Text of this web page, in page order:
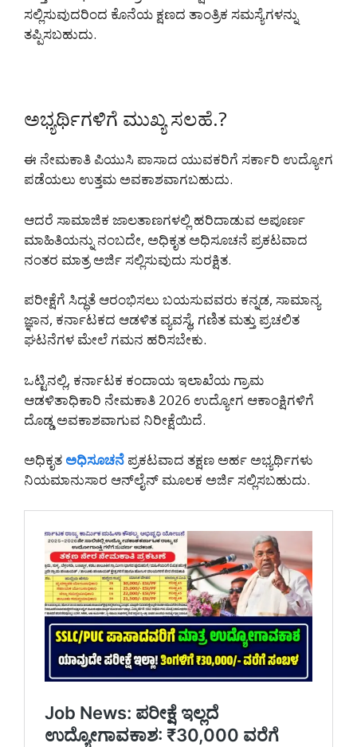
ಸಲ್ಲಿಸುವುದರಿಂದ ಕೊನೆಯ ಕ್ಷಣದ ತಾಂತ್ರಿಕ ಸಮಸ್ಯೆಗಳನ್ನು
ತಪ್ಪಿಸಬಹುದು.
ಅಭ್ಯರ್ಥಿಗಳಿಗೆ ಮುಖ್ಯ ಸಲಹೆ.?
ಈ ನೇಮಕಾತಿ ಪಿಯುಸಿ ಪಾಸಾದ ಯುವಕರಿಗೆ ಸರ್ಕಾರಿ ಉದ್ಯೋಗ
ಪಡೆಯಲು ಉತ್ತಮ ಅವಕಾಶವಾಗಬಹುದು.
ಆದರೆ ಸಾಮಾಜಿಕ ಜಾಲತಾಣಗಳಲ್ಲಿ ಹರಿದಾಡುವ ಅಪೂರ್ಣ
ಮಾಹಿತಿಯನ್ನು ನಂಬದೇ, ಅಧಿಕೃತ ಅಧಿಸೂಚನೆ ಪ್ರಕಟವಾದ
ನಂತರ ಮಾತ್ರ ಅರ್ಜಿ ಸಲ್ಲಿಸುವುದು ಸುರಕ್ಷಿತ.
ಪರೀಕ್ಷೆಗೆ ಸಿದ್ಧತೆ ಆರಂಭಿಸಲು ಬಯಸುವವರು ಕನ್ನಡ, ಸಾಮಾನ್ಯ
ಜ್ಞಾನ, ಕರ್ನಾಟಕದ ಆಡಳಿತ ವ್ಯವಸ್ಥೆ, ಗಣಿತ ಮತ್ತು ಪ್ರಚಲಿತ
ಘಟನೆಗಳ ಮೇಲೆ ಗಮನ ಹರಿಸಬೇಕು.
ಒಟ್ಟಿನಲ್ಲಿ, ಕರ್ನಾಟಕ ಕಂದಾಯ ಇಲಾಖೆಯ ಗ್ರಾಮ
ಆಡಳಿತಾಧಿಕಾರಿ ನೇಮಕಾತಿ 2026 ಉದ್ಯೋಗ ಆಕಾಂಕ್ಷಿಗಳಿಗೆ
ದೊಡ್ಡ ಅವಕಾಶವಾಗುವ ನಿರೀಕ್ಷೆಯಿದೆ.
ಅಧಿಕೃತ ಅಧಿಸೂಚನೆ ಪ್ರಕಟವಾದ ತಕ್ಷಣ ಅರ್ಹ ಅಭ್ಯರ್ಥಿಗಳು
ನಿಯಮಾನುಸಾರ ಆನ್‌ಲೈನ್ ಮೂಲಕ ಅರ್ಜಿ ಸಲ್ಲಿಸಬಹುದು.